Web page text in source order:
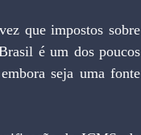
que impostos sobre
é um dos poucos
seja uma fonte